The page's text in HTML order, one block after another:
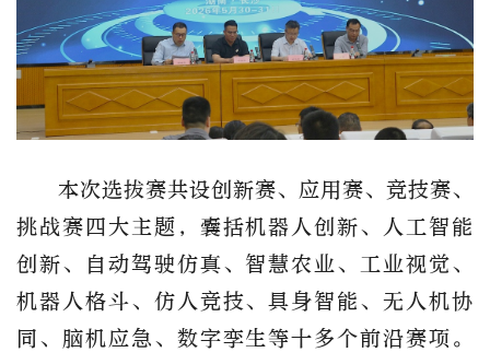
本次选拔赛共设创新赛、应用赛、竞技赛、
挑战赛四大主题 ， 囊括机器人创新、人工智能
创新、自动驾驶仿真、智慧农业、工业视觉、
机器人格斗、仿人竞技、具身智能、无人机协
同、脑机应急、数字孪生等十多个前沿赛项。